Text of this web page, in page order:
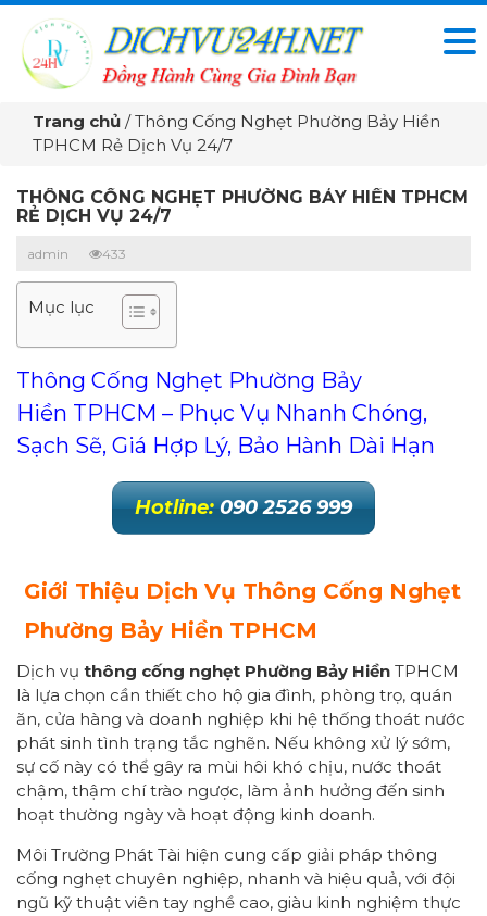
Trang chủ /Thông Cống Nghẹt Phường Bảy Hiền
TPHCM Rẻ Dịch Vụ 24/7
THÔNG CỐNG NGHẸT PHƯỜNG BẢY HIỀN TPHCM
RẺ DỊCH VỤ 24/7
admin 433
Mục lục
Thông Cống Nghẹt Phường Bảy
Hiền TPHCM – Phục Vụ Nhanh Chóng,
Sạch Sẽ, Giá Hợp Lý, Bảo Hành Dài Hạn
Hotline: 090 2526 999
Giới Thiệu Dịch Vụ Thông Cống Nghẹt
Phường Bảy Hiền TPHCM
Dịch vụ thông cống nghẹt Phường Bảy Hiền TPHCM
là lựa chọn cần thiết cho hộ gia đình, phòng trọ, quán
ăn, cửa hàng và doanh nghiệp khi hệ thống thoát nước
phát sinh tình trạng tắc nghẽn. Nếu không xử lý sớm,
sự cố này có thể gây ra mùi hôi khó chịu, nước thoát
chậm, thậm chí trào ngược, làm ảnh hưởng đến sinh
hoạt thường ngày và hoạt động kinh doanh.
Môi Trường Phát Tài hiện cung cấp giải pháp thông
cống nghẹt chuyên nghiệp, nhanh và hiệu quả, với đội
ngũ kỹ thuật viên tay nghề cao, giàu kinh nghiệm thực